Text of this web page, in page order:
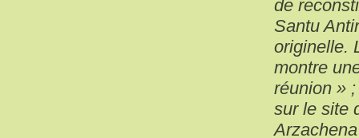
de
Santu
originelle.
montre
réunion »
sur le site